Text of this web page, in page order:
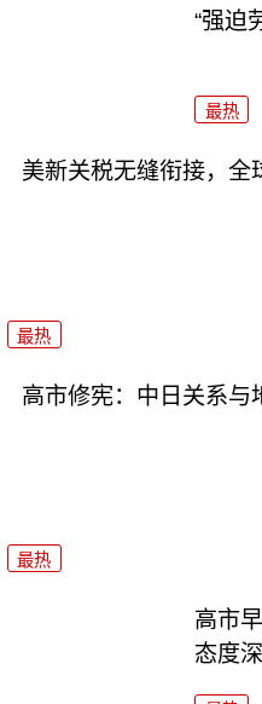
“强迫
最热
美新关税无缝衔接，全
最热
高市修宪：中日关系与
最热
高市
态度